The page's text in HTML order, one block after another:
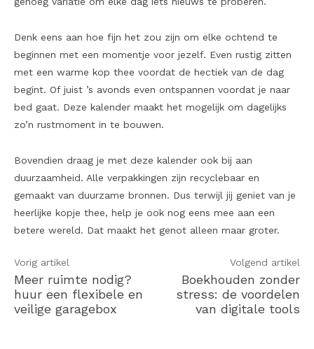
Denk eens aan hoe fijn het zou zijn om elke ochtend te
beginnen met een momentje voor jezelf. Even rustig zitten
met een warme kop thee voordat de hectiek van de dag
begint. Of juist ’s avonds even ontspannen voordat je naar
bed gaat. Deze kalender maakt het mogelijk om dagelijks
zo’n rustmoment in te bouwen.
Bovendien draag je met deze kalender ook bij aan
duurzaamheid. Alle verpakkingen zijn recyclebaar en
gemaakt van duurzame bronnen. Dus terwijl jij geniet van je
heerlijke kopje thee, help je ook nog eens mee aan een
betere wereld. Dat maakt het genot alleen maar groter.
Vorig artikel
Meer ruimte nodig?
huur een flexibele en
veilige garagebox
Volgend artikel
Boekhouden zonder
stress: de voordelen
van digitale tools